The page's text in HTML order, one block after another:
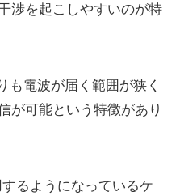
渉を起こしやすいのが特
も電波が届く範囲が狭く
が可能という特徴があり
るようになっているケ